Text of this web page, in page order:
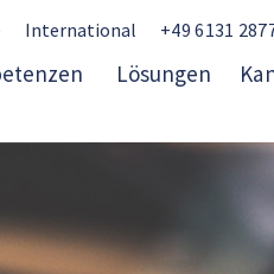
International +49 6131
Lösungen